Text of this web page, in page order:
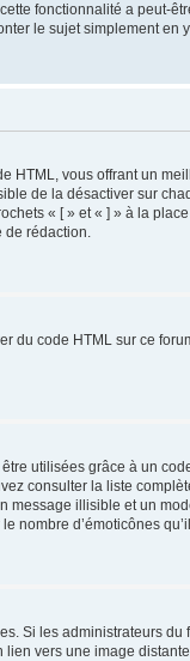
fonctionnalité a peut-
le sujet simplement
HTML, vous offrant un
de la désactiver sur
« [ » et « ] » à la
de rédaction.
du code HTML sur ce
utilisées grâce à un
consulter la liste
message illisible et un
nombre d’émoticônes
Si les administrateurs
vers une image